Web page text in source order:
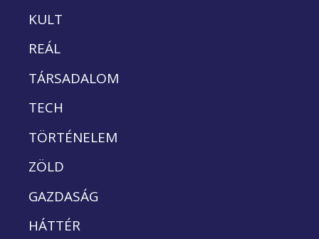
KULT
REÁL
TÁRSADALOM
TECH
TÖRTÉNELEM
ZÖLD
GAZDASÁG
HÁTTÉR